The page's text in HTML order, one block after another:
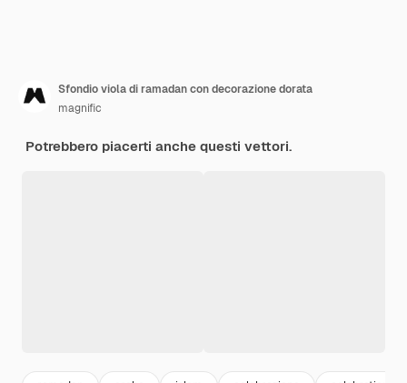
Sfondio viola di ramadan con decorazione dorata
magnific
Potrebbero piacerti anche questi vettori.